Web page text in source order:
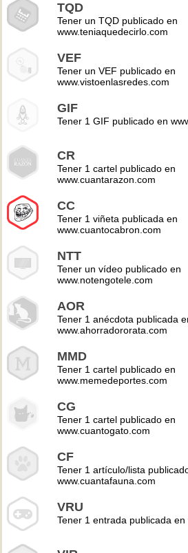
TQD
Tener un TQD publicado en
www.teniaquedecirlo.com
VEF
Tener un VEF publicado en
www.vistoenlasredes.com
GIF
Tener 1 GIF publicado en
CR
Tener 1 cartel publicado en
www.cuantarazon.com
CC
Tener 1 viñeta publicada en
www.cuantocabron.com
NTT
Tener un vídeo publicado en
www.notengotele.com
AOR
Tener 1 anécdota publicada
www.ahorradororata.com
MMD
Tener 1 cartel publicado en
www.memedeportes.com
CG
Tener 1 cartel publicado en
www.cuantogato.com
CF
Tener 1 artículo/lista
www.cuantafauna.com
VRU
Tener 1 entrada publicada en